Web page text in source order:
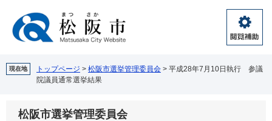
閲
覧
助
現在地 トップページ > 松阪市選挙管理委員会 > 平成28年7月10日執行 参議
院議員通常選挙結果
松阪市選挙管理委員会